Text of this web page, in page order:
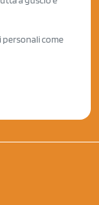
come